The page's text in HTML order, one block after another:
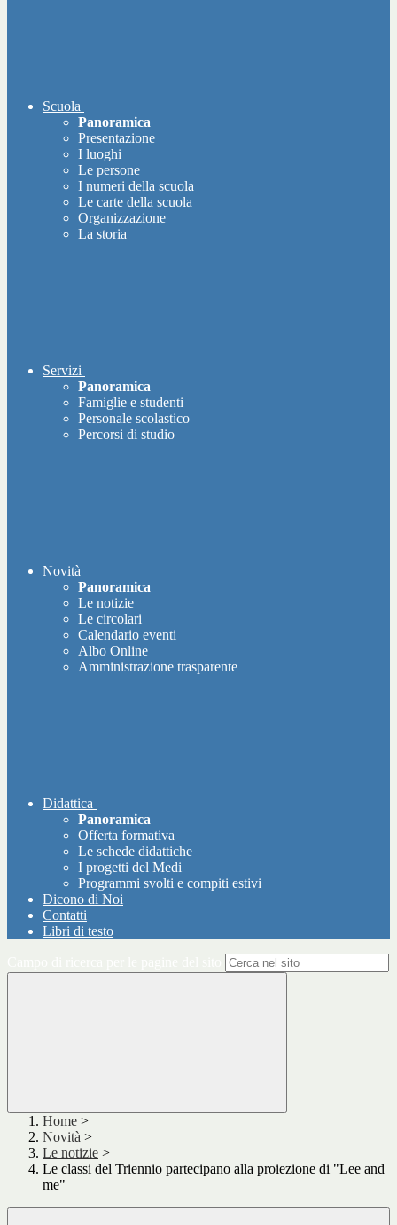
Scuola
Panoramica
Presentazione
I luoghi
Le persone
I numeri della scuola
Le carte della scuola
Organizzazione
La storia
Servizi
Panoramica
Famiglie e studenti
Personale scolastico
Percorsi di studio
Novità
Panoramica
Le notizie
Le circolari
Calendario eventi
Albo Online
Amministrazione trasparente
Didattica
Panoramica
Offerta formativa
Le schede didattiche
I progetti del Medi
Programmi svolti e compiti estivi
Dicono di Noi
Contatti
Libri di testo
Home >
Novità >
Le notizie >
Le classi del Triennio partecipano alla proiezione di "Lee and
me"